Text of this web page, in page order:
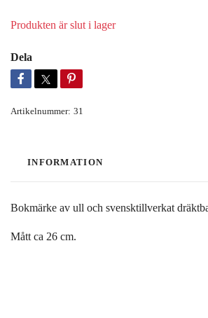
Produkten är slut i lager
Dela
Artikelnummer: 31
INFORMATION
Bokmärke av ull och svensktillverkat
Mått ca 26 cm.